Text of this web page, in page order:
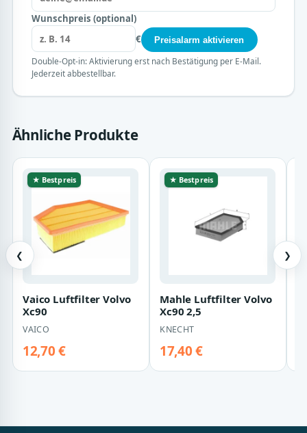
Wunschpreis (optional)
€
Preisalarm aktivieren
Double-Opt-in: Aktivierung erst nach Bestätigung per E-Mail.
Jederzeit abbestellbar.
Ähnliche Produkte
❮
★ Bestpreis
Vaico Luftfilter Volvo
Xc90
VAICO
12,70 €
★ Bestpreis
Mahle Luftfilter Volvo
Xc90 2,5
KNECHT
17,40 €
❯